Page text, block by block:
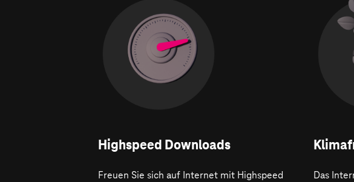
Highspeed Downloads
Freuen Sie sich auf Internet mit Highspeed
Das